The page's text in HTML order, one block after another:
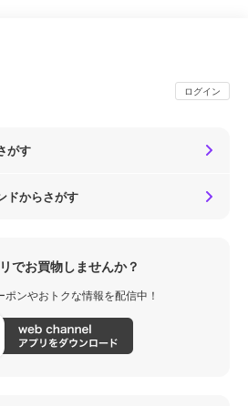
ログイン
がす
ドからさがす
でお買物しませんか？
ポンやおトクな情報を配信中！